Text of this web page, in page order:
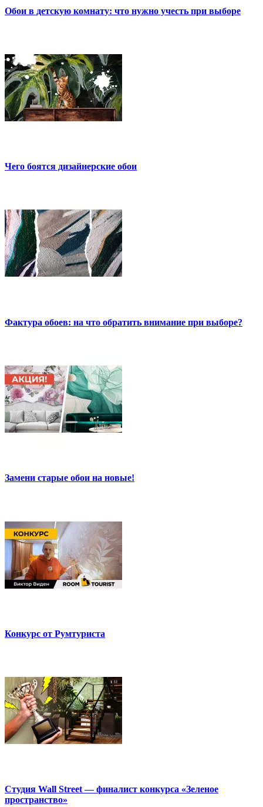
Обои в детскую комнату: что нужно учесть при выборе
Чего боятся дизайнерские обои
Фактура обоев: на что обратить внимание при выборе?
Замени старые обои на новые!
Конкурс от Румтуриста
Студия Wall Street — финалист конкурса «Зеленое
пространство»